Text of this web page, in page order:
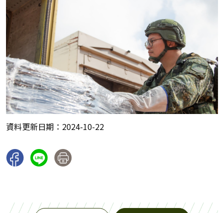
資料更新日期：2024-10-22